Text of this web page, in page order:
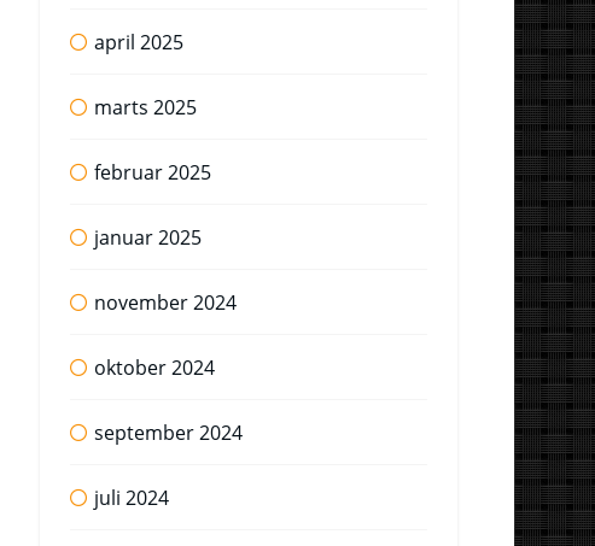
april 2025
marts 2025
februar 2025
januar 2025
november 2024
oktober 2024
september 2024
juli 2024